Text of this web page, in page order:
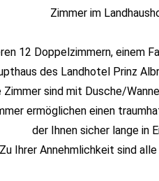
Zimmer im
12 Doppelzimmern, einem
des Landhotel Prinz
Zimmer sind mit Dusche/
ermöglichen einen
der Ihnen sicher lange in
Zu Ihrer Annehmlichkeit sind